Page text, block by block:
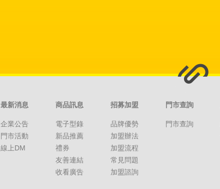
最新消息
企業公告
門市活動
線上DM
商品訊息
電子型錄
新品推薦
禮券
友善連結
收看廣告
招募加盟
品牌優勢
加盟辦法
加盟流程
常見問題
加盟諮詢
門市查詢
門市查詢